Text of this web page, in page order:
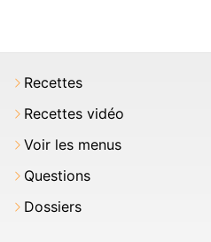
Recettes
Recettes vidéo
Voir les menus
Questions
Dossiers